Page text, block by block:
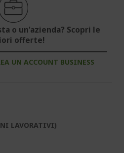
o un'azienda? Scopri le
offerte!
UN ACCOUNT BUSINESS
LAVORATIVI)